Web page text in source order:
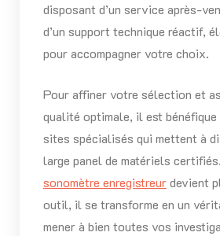
disposant d’un service après-
d’un support technique réactif,
pour accompagner votre choix.
Pour affiner votre sélection et
qualité optimale, il est
sites spécialisés qui mettent à
large panel de matériels
sonomètre enregistreurdevient
outil, il se transforme en un
mener à bien toutes vos